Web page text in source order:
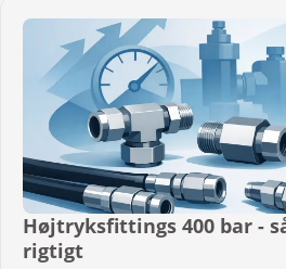
Højtryksfittings 400 bar -
rigtigt